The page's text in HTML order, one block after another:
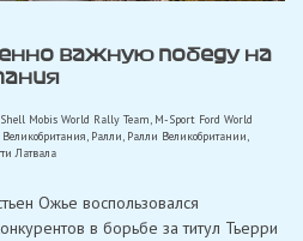
важную победу на
Mobis World Rally Team, M-Sport Ford World
Великобритания, Ралли, Ралли Великобритании
Латвала
Ожье воспользовался
в борьбе за титул Тьерри